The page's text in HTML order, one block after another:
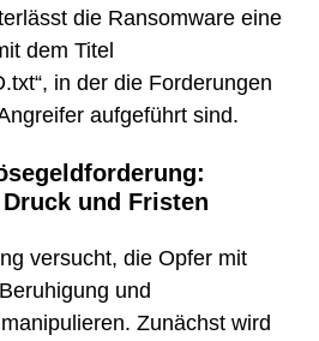
die Ransomware eine
dem Titel
in der die Forderungen
aufgeführt sind.
und Fristen
versucht, die Opfer mit
und
Zunächst wird